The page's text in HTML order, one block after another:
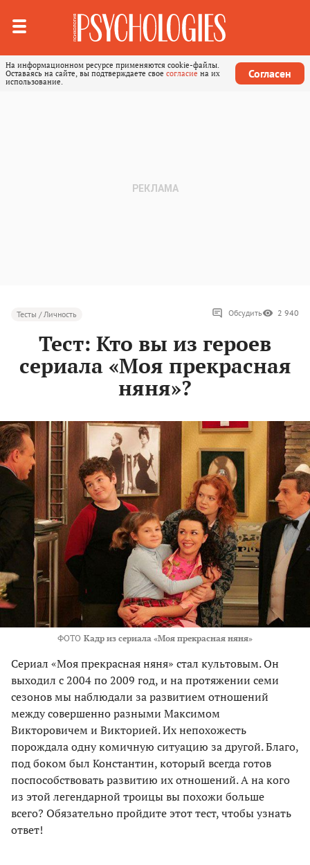
На информационном ресурсе применяются cookie-файлы.
Оставаясь на сайте, вы подтверждаете свое согласие на их
использование.
Согласен
Тесты / Личность Обсудить 2 940
Тест: Кто вы из героев
сериала «Моя прекрасная
няня»?
ФОТО Кадр из сериала «Моя прекрасная няня»
Сериал «Моя прекрасная няня» стал культовым. Он
выходил с 2004 по 2009 год, и на протяжении семи
сезонов мы наблюдали за развитием отношений
между совершенно разными Максимом
Викторовичем и Викторией. Их непохожесть
порождала одну комичную ситуацию за другой. Благо,
под боком был Константин, который всегда готов
поспособствовать развитию их отношений. А на кого
из этой легендарной троицы вы похожи больше
всего? Обязательно пройдите этот тест, чтобы узнать
ответ!